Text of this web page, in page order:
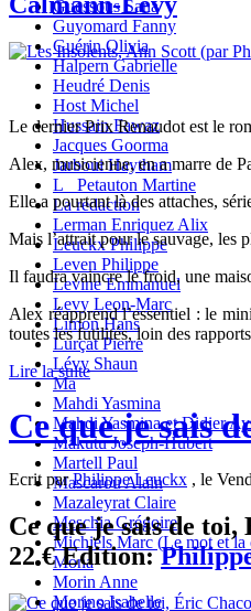
Guessous Sana
Guyomard Fanny
Guérin Olivia
Halpern Gabrielle
Heudré Denis
Host Michel
Hussain Fawaz
Jacques Goorma
Jarboui Haytham
L_ Petauton Martine
La redaction
Lerman Enriquez Alix
Leuckx Philippe
Leven Philippe
Levine Emmanuel
Levy Leon-Marc
Limon Hans
Lurçat Pierre
Lévy Shaun
Ma
Mahdi Yasmina
Mahdi Yasmina et Didier
Makutu Joseph-Hubert
Martell Paul
Mascarou Alain
Mazaleyrat Claire
Meschia Grégoire
Michiels Marc (Le mot et la
Mona
Morin Anne
Morino Isabelle
Le dernier Prix Renaudot est le
Alex, musicienne, en a marre de
Elle a pourtant là des attaches,
Mais l’attrait pour le sauvage, les
Il faudra vaincre le froid, une
Alex réapprend l’essentiel : le
toutes les futilités, loin des
Lire la suite
Ce que je sais
Ecrit parPhilippe Leuckx , le
Ce que je sais de
22 € Edition: